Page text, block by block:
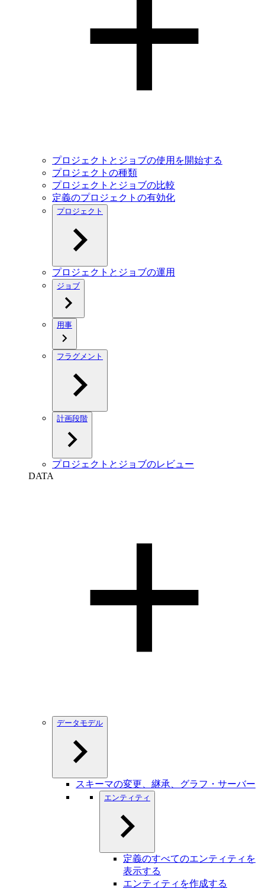
プロジェクトとジョブの使用を開始する
プロジェクトの種類
プロジェクトとジョブの比較
定義のプロジェクトの有効化
プロジェクト
プロジェクトとジョブの運用
ジョブ
用事
フラグメント
計画段階
プロジェクトとジョブのレビュー
DATA
データモデル
スキーマの変更、継承、グラフ・サーバー
エンティティ
定義のすべてのエンティティを
表示する
エンティティを作成する